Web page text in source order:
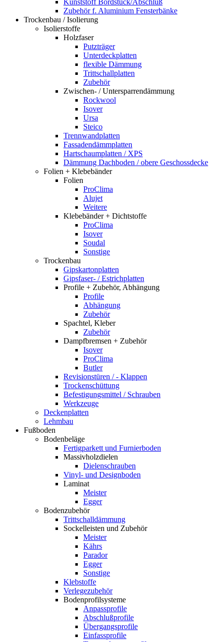
Kunststoff Bordstück/Abschluß
Zubehör f. Aluminium Fensterbänke
Trockenbau / Isolierung
Isolierstoffe
Holzfaser
Putzträger
Unterdeckplatten
flexible Dämmung
Trittschallplatten
Zubehör
Zwischen- / Untersparrendämmung
Rockwool
Isover
Ursa
Steico
Trennwandplatten
Fassadendämmplatten
Hartschaumplatten / XPS
Dämmung Dachboden / obere Geschossdecke
Folien + Klebebänder
Folien
ProClima
Alujet
Weitere
Klebebänder + Dichtstoffe
ProClima
Isover
Soudal
Sonstige
Trockenbau
Gipskartonplatten
Gipsfaser- / Estrichplatten
Profile + Zubehör, Abhängung
Profile
Abhängung
Zubehör
Spachtel, Kleber
Zubehör
Dampfbremsen + Zubehör
Isover
ProClima
Butler
Revisionstüren / - Klappen
Trockenschüttung
Befestigungsmittel / Schrauben
Werkzeuge
Deckenplatten
Lehmbau
Fußboden
Bodenbeläge
Fertigparkett und Furnierboden
Massivholzdielen
Dielenschrauben
Vinyl- und Designboden
Laminat
Meister
Egger
Bodenzubehör
Trittschalldämmung
Sockelleisten und Zubehör
Meister
Kährs
Parador
Egger
Sonstige
Klebstoffe
Verlegezubehör
Bodenprofilsysteme
Anpassprofile
Abschlußprofile
Übergangsprofile
Einfassprofile